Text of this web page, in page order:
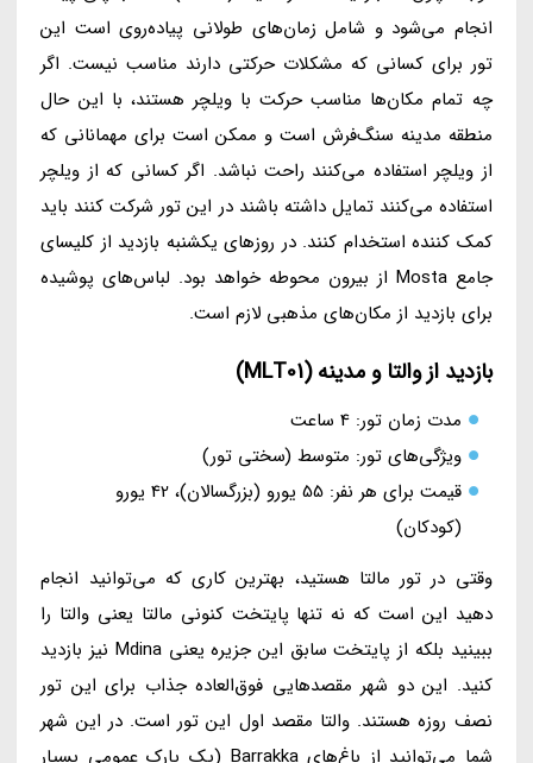
انجام می‌شود و شامل زمان‌های طولانی پیاده‌روی است این
تور برای کسانی که مشکلات حرکتی دارند مناسب نیست. اگر
چه تمام مکان‌ها مناسب حرکت با ویلچر هستند، با این حال
منطقه مدینه سنگ‌فرش است و ممکن است برای مهمانانی که
از ویلچر استفاده می‌کنند راحت نباشد. اگر کسانی که از ویلچر
استفاده می‌کنند تمایل داشته باشند در این تور شرکت کنند باید
کمک کننده استخدام کنند. در روزهای یکشنبه بازدید از کلیسای
جامع Mosta از بیرون محوطه خواهد بود. لباس‌های پوشیده
برای بازدید از مکان‌های مذهبی لازم است.
بازدید از والتا و مدینه (MLT01)
مدت زمان تور: 4 ساعت
ویژگی‌های تور: متوسط (سختی تور)
قیمت برای هر نفر: 55 یورو (بزرگسالان)، 42 یورو
(کودکان)
وقتی در تور مالتا هستید، بهترین کاری که می‌توانید انجام
دهید این است که نه تنها پایتخت کنونی مالتا یعنی والتا را
ببینید بلکه از پایتخت سابق این جزیره یعنی Mdina نیز بازدید
کنید. این دو شهر مقصدهایی فوق‌العاده جذاب برای این تور
نصف روزه هستند. والتا مقصد اول این تور است. در این شهر
شما می‌توانید از باغ‌های Barrakka (یک پارک عمومی بسیار